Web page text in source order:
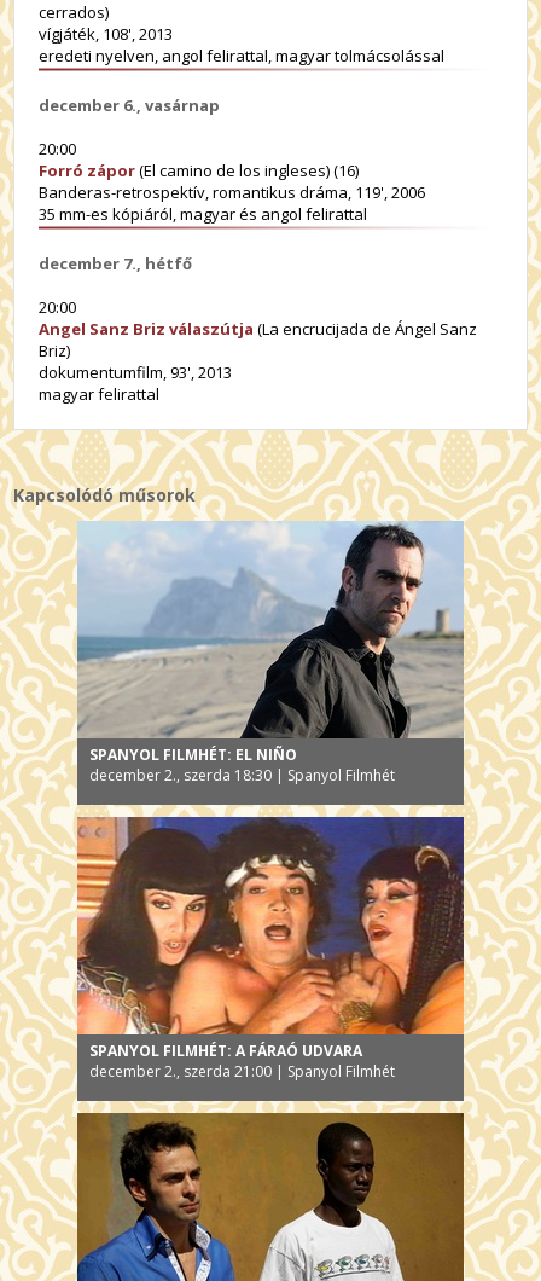
cerrados)
vígjáték, 108', 2013
eredeti nyelven, angol felirattal, magyar tolmácsolással
december 6., vasárnap
20:00
Forró zápor(El camino de los ingleses) (16)
Banderas-retrospektív, romantikus dráma, 119', 2006
35 mm-es kópiáról, magyar és angol felirattal
december 7., hétfő
20:00
Angel Sanz Briz válaszútja (La encrucijada de Ángel Sanz
Briz)
dokumentumfilm, 93', 2013
magyar felirattal
Kapcsolódó műsorok
SPANYOL FILMHÉT: EL NIÑO
december 2., szerda 18:30 | Spanyol Filmhét
SPANYOL FILMHÉT: A FÁRAÓ UDVARA
december 2., szerda 21:00 | Spanyol Filmhét